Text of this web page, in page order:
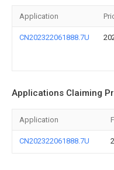
Application
CN202322061888.7U
Applications Claiming
Application
CN202322061888.7U